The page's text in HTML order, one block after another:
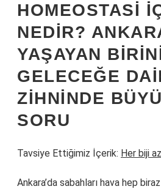
HOMEOSTASI
NEDIR?
YAŞAYAN
GELECEĞE
ZIHNINDE
SORU
Tavsiye Ettiğimiz İçerik: Her biji
Ankara’da sabahları hava hep